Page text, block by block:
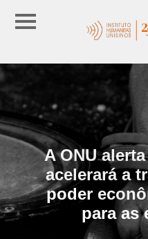
A ONU
acelerará a
poder
para as